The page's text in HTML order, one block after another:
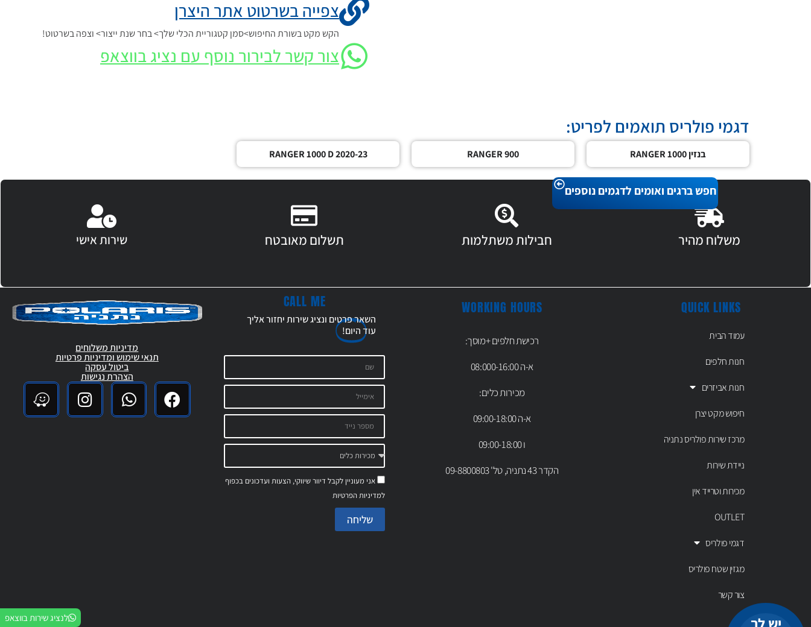
צפייה בשרטוט אתר היצרן
הקש מקט בשורת החיפוש>סמן קטגוריית הכלי שלך> בחר שנת ייצור> וצפה בשרטוט!
צור קשר לבירור נוסף עם נציג בווצאפ
חפש ברגים ואומים לדגמים נוספים
דגמי פולריס תואמים לפריט:
בנזין RANGER 1000 RANGER 900
RANGER 1000 D 2020-23
משלוח מהיר חבילות משתלמות תשלום מאובטח שירות אישי
QUICK LINKS
עמוד הבית
חנות חלפים
חנות אביזרים
חיפוש מקט יצרן
מרכז שירות פולריס נתניה
ניידת שירות
מכירות וטרייד אין
OUTLET
דגמי פולריס
מגזין שטח פולריס
צור קשר
WORKING HOURS
רכישת חלפים +מוסך:
א-ה 08:000-16:00
מכירות כלים:
א-ה 09:00-18:00
ו 09:00-18:00
הקדר 43 נתניה, טל' 09-8800803
CALL ME
השאר פרטים ונציג שירות יחזור אליך
עודהיום!
אני מעוניין לקבל דיוור שיווקי, הצעות ועדכונים בכפוף
למדיניות הפרטיות
שליחה
לנציג שירות בווצאפ
מדיניות משלוחים
תנאי שימוש ומדיניות פרטיות
ביטול עסקה
הצהרת נגישות